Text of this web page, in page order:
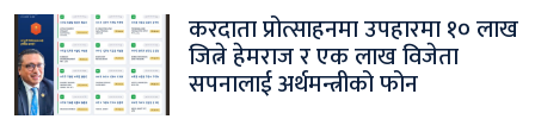
करदाता प्रोत्साहनमा उपहारमा १० लाख
जित्ने हेमराज र एक लाख विजेता
सपनालाई अर्थमन्त्रीको फोन